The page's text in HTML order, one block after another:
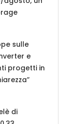
sulle
e
progetti in
di